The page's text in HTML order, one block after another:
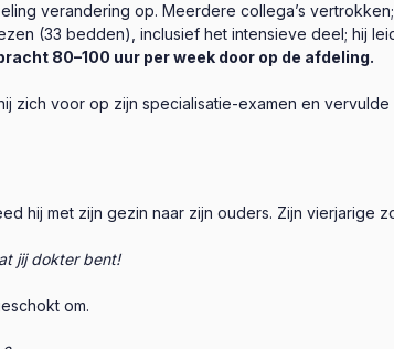
verandering op. Meerdere collega’s
(33 bedden), inclusief het intensieve deel; hij
80–100 uur per week door op de afdeling.
zich voor op zijn specialisatie-examen en vervulde
hij met zijn gezin naar zijn ouders. Zijn vierjarige
jij dokter bent!
om.